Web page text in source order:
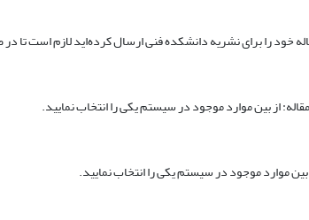
خود را برای نشریه دانشکده فنی ارسال کرده‌اید لازم است تا در
از بین موارد موجود در سیستم یکی را انتخاب نمایید.
بین موارد موجود در سیستم یکی را انتخاب نمایید.